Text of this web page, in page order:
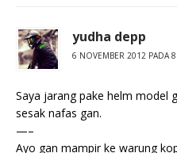
yudha depp
6 NOVEMBER 2012 PADA
Saya jarang pake helm model
sesak nafas gan.
—–
Ayo gan mampir ke warung